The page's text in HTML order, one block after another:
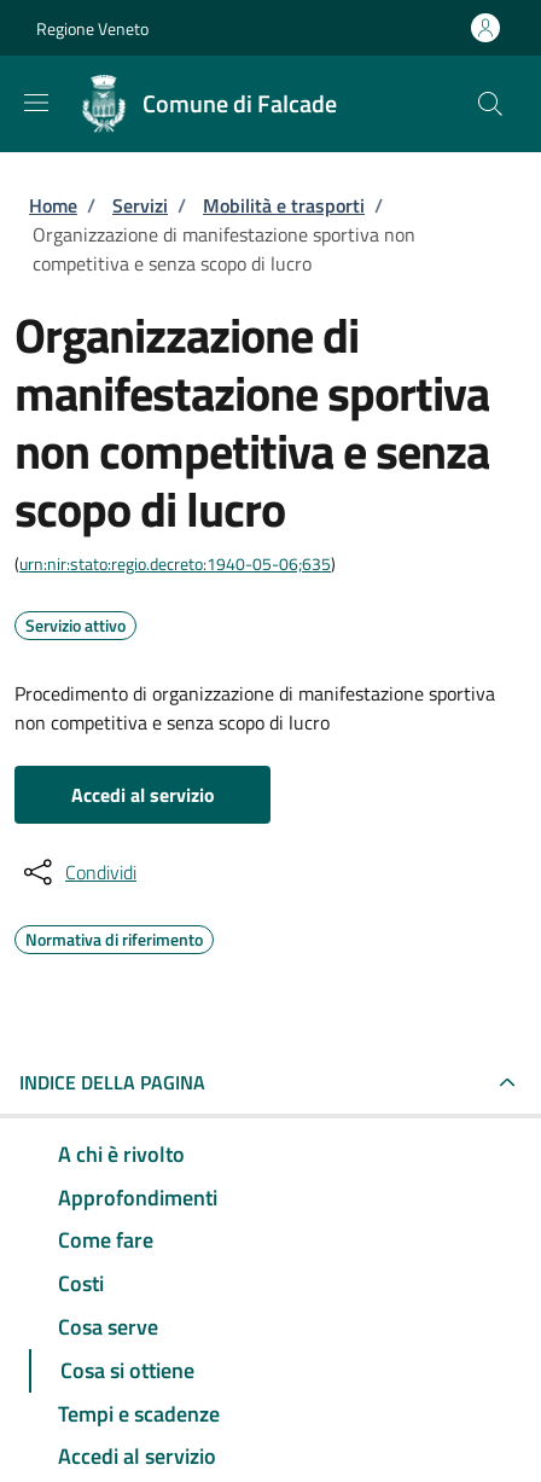
Regione Veneto
Comune di Falcade
Briciole di pane
Home / Servizi / Mobilità e trasporti /
Organizzazione di manifestazione sportiva non
competitiva e senza scopo di lucro
Organizzazione di
manifestazione sportiva
non competitiva e senza
scopo di lucro
(urn:nir:stato:regio.decreto:1940-05-06;635)
Servizio attivo
Procedimento di organizzazione di manifestazione sportiva
non competitiva e senza scopo di lucro
Accedi al servizio
Condividi
Normativa di riferimento
INDICE DELLA PAGINA
A chi è rivolto
Approfondimenti
Come fare
Costi
Cosa serve
Cosa si ottiene
Tempi e scadenze
Accedi al servizio